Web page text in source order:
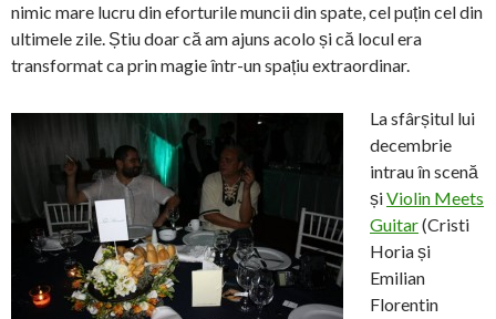
nimic mare lucru din eforturile muncii din spate, cel puțin cel din
ultimele zile. Știu doar că am ajuns acolo și că locul era
transformat ca prin magie într-un spațiu extraordinar.
La sfârșitul lui
decembrie
intrau în scenă
șiViolin Meets
Guitar(Cristi
Horia și
Emilian
Florentin